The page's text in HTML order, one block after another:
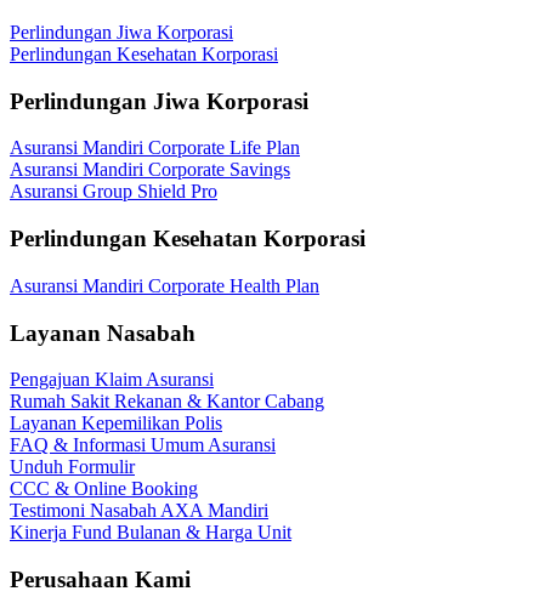
Perlindungan Jiwa Korporasi
Perlindungan Kesehatan Korporasi
Perlindungan Jiwa Korporasi
Asuransi Mandiri Corporate Life Plan
Asuransi Mandiri Corporate Savings
Asuransi Group Shield Pro
Perlindungan Kesehatan Korporasi
Asuransi Mandiri Corporate Health Plan
Layanan Nasabah
Pengajuan Klaim Asuransi
Rumah Sakit Rekanan & Kantor Cabang
Layanan Kepemilikan Polis
FAQ & Informasi Umum Asuransi
Unduh Formulir
CCC & Online Booking
Testimoni Nasabah AXA Mandiri
Kinerja Fund Bulanan & Harga Unit
Perusahaan Kami